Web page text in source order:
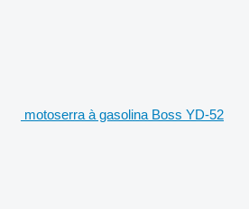
motoserra à gasolina Boss YD-52